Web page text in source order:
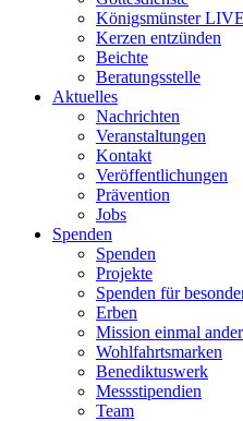
Königsmünster LIVE
Kerzen entzünden
Beichte
Beratungsstelle
Aktuelles
Nachrichten
Veranstaltungen
Kontakt
Veröffentlichungen
Prävention
Jobs
Spenden
Spenden
Projekte
Spenden für
Erben
Mission einmal
Wohlfahrtsmarken
Benediktuswerk
Messstipendien
Team